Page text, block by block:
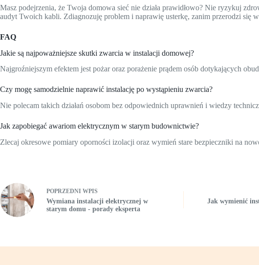
Masz podejrzenia, że Twoja domowa sieć nie działa prawidłowo? Nie ryzykuj
audyt Twoich kabli. Zdiagnozuję problem i naprawię usterkę, zanim przerodzi się
FAQ
Jakie są najpoważniejsze skutki zwarcia w instalacji domowej?
Najgroźniejszym efektem jest pożar oraz porażenie prądem osób dotykających
Czy mogę samodzielnie naprawić instalację po wystąpieniu zwarcia?
Nie polecam takich działań osobom bez odpowiednich uprawnień i wiedzy
Jak zapobiegać awariom elektrycznym w starym budownictwie?
Zlecaj okresowe pomiary oporności izolacji oraz wymień stare bezpieczniki na
POPRZEDNI WPIS
Wymiana instalacji elektrycznej w
starym domu - porady eksperta
Jak wymienić